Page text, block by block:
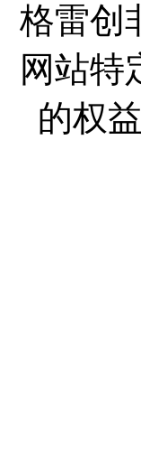
格雷创
网站特
的权